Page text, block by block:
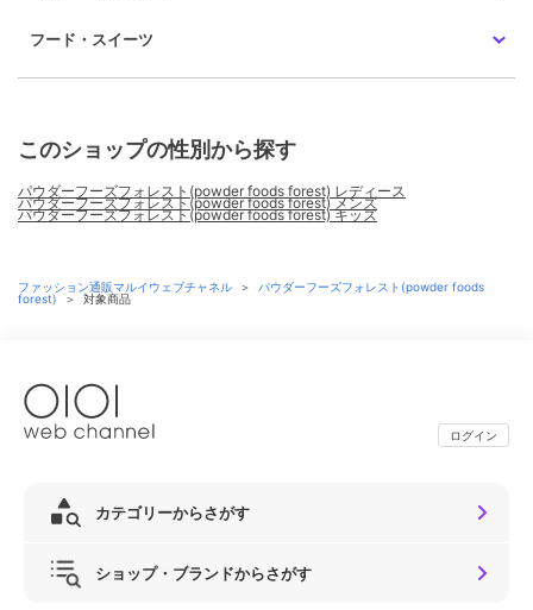
フード・スイーツ
このショップの性別から探す
パウダーフーズフォレスト(powder foods forest) レディース
パウダーフーズフォレスト(powder foods forest) メンズ
パウダーフーズフォレスト(powder foods forest) キッズ
ファッション通販マルイウェブチャネル ＞
パウダーフーズフォレスト(powder foods
forest)
＞ 対象商品
ログイン
カテゴリーからさがす
ショップ・ブランドからさがす